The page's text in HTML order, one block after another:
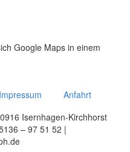
Google Maps in einem
Impressum
Anfahrt
Isernhagen-Kirchhorst
– 97 51 52 |